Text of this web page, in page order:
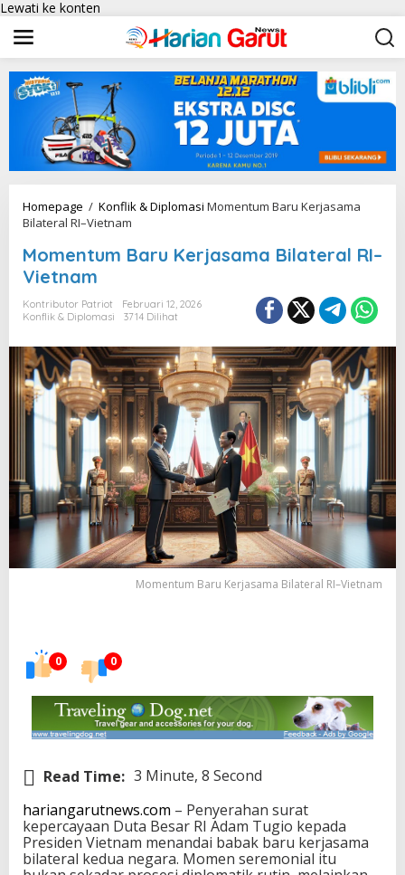
Lewati ke konten
Homepage / Konflik & Diplomasi Momentum Baru Kerjasama
Bilateral RI–Vietnam
Momentum Baru Kerjasama Bilateral RI–
Vietnam
Kontributor Patriot
Februari 12, 2026
Konflik & Diplomasi
3714 Dilihat
Momentum Baru Kerjasama Bilateral RI–Vietnam
0 0
Read Time: 3 Minute, 8 Second
hariangarutnews.com – Penyerahan surat
kepercayaan Duta Besar RI Adam Tugio kepada
Presiden Vietnam menandai babak baru kerjasama
bilateral kedua negara. Momen seremonial itu